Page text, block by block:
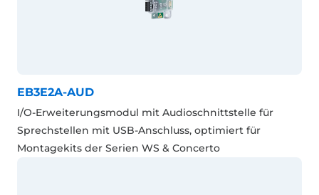
EB3E2A-AUD
I/O-Erweiterungsmodul mit Audioschnittstelle für
Sprechstellen mit USB-Anschluss, optimiert für
Montagekits der Serien WS & Concerto